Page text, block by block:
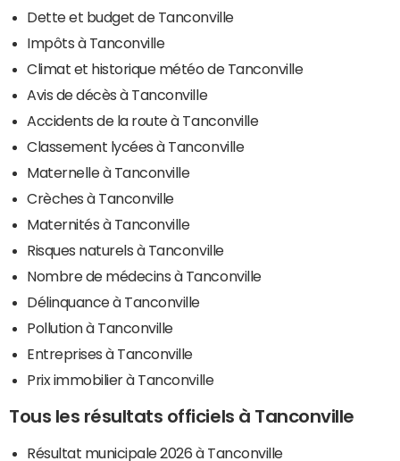
Dette et budget de Tanconville
Impôts à Tanconville
Climat et historique météo de Tanconville
Avis de décès à Tanconville
Accidents de la route à Tanconville
Classement lycées à Tanconville
Maternelle à Tanconville
Crèches à Tanconville
Maternités à Tanconville
Risques naturels à Tanconville
Nombre de médecins à Tanconville
Délinquance à Tanconville
Pollution à Tanconville
Entreprises à Tanconville
Prix immobilier à Tanconville
Tous les résultats officiels à Tanconville
Résultat municipale 2026 à Tanconville